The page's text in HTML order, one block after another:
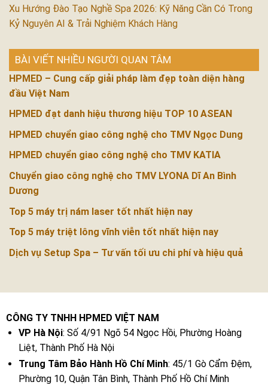
Xu Hướng Đào Tạo Nghề Spa 2026: Kỹ Năng Cần Có Trong
Kỷ Nguyên AI & Trải Nghiệm Khách Hàng
BÀI VIẾT NHIỀU NGƯỜI QUAN TÂM
HPMED – Cung cấp giải pháp làm đẹp toàn diện hàng
đầu Việt Nam
HPMED đạt danh hiệu thương hiệu TOP 10 ASEAN
HPMED chuyển giao công nghệ cho TMV Ngọc Dung
HPMED chuyển giao công nghệ cho TMV KATIA
Chuyển giao công nghệ cho TMV LYONA Dĩ An Bình
Dương
Top 5 máy trị nám laser tốt nhất hiện nay
Top 5 máy triệt lông vĩnh viễn tốt nhất hiện nay
Dịch vụ Setup Spa – Tư vấn tối ưu chi phí và hiệu quả
CÔNG TY TNHH HPMED VIỆT NAM
VP Hà Nội: Số 4/91 Ngõ 54 Ngọc Hồi, Phường Hoàng
Liệt, Thành Phố Hà Nội
Trung Tâm Bảo Hành Hồ Chí Minh: 45/1 Gò Cẩm Đệm,
Phường 10, Quận Tân Bình, Thành Phố Hồ Chí Minh